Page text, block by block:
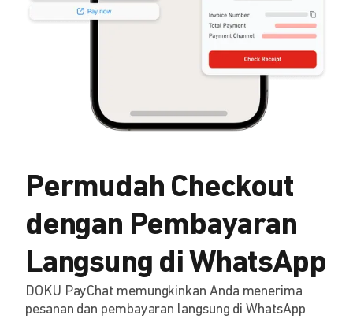
Permudah Checkout
dengan Pembayaran
Langsung di WhatsApp
DOKU PayChat memungkinkan Anda menerima
pesanan dan pembayaran langsung di WhatsApp